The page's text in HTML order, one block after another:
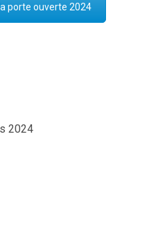
porte ouverte 2024
2024